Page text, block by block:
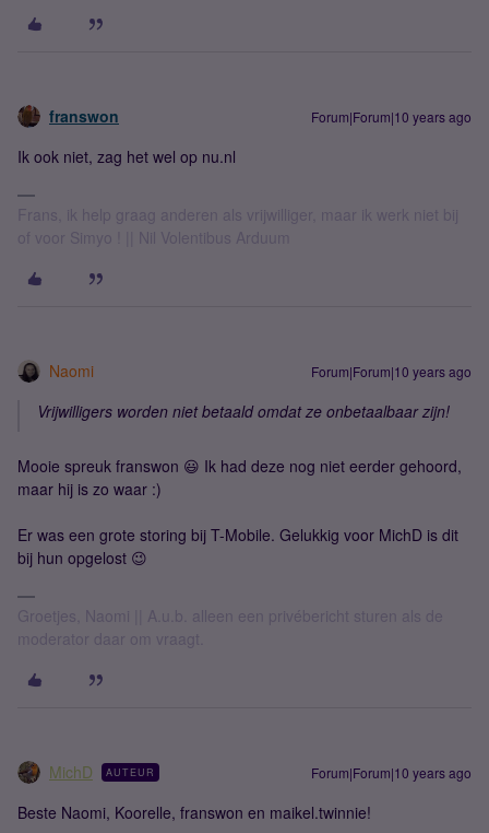
franswon Forum|Forum|10 years ago
Ik ook niet, zag het wel op nu.nl
Frans, ik help graag anderen als vrijwilliger, maar ik werk niet bij
of voor Simyo ! || Nil Volentibus Arduum
Naomi Forum|Forum|10 years ago
Vrijwilligers worden niet betaald omdat ze onbetaalbaar zijn!
Mooie spreuk franswon 😃 Ik had deze nog niet eerder gehoord,
maar hij is zo waar :)
Er was een grote storing bij T-Mobile. Gelukkig voor MichD is dit
bij hun opgelost 😉
Groetjes, Naomi || A.u.b. alleen een privébericht sturen als de
moderator daar om vraagt.
MichD AUTEUR Forum|Forum|10 years ago
Beste Naomi, Koorelle, franswon en maikel.twinnie!